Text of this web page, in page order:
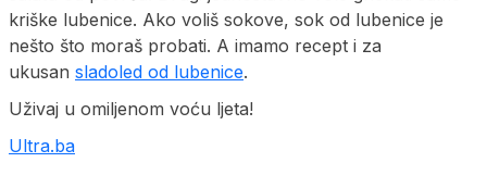
kriške lubenice. Ako voliš sokove, sok od lubenice je
nešto što moraš probati. A imamo recept i za
ukusan sladoled od lubenice.
Uživaj u omiljenom voću ljeta!
Ultra.ba